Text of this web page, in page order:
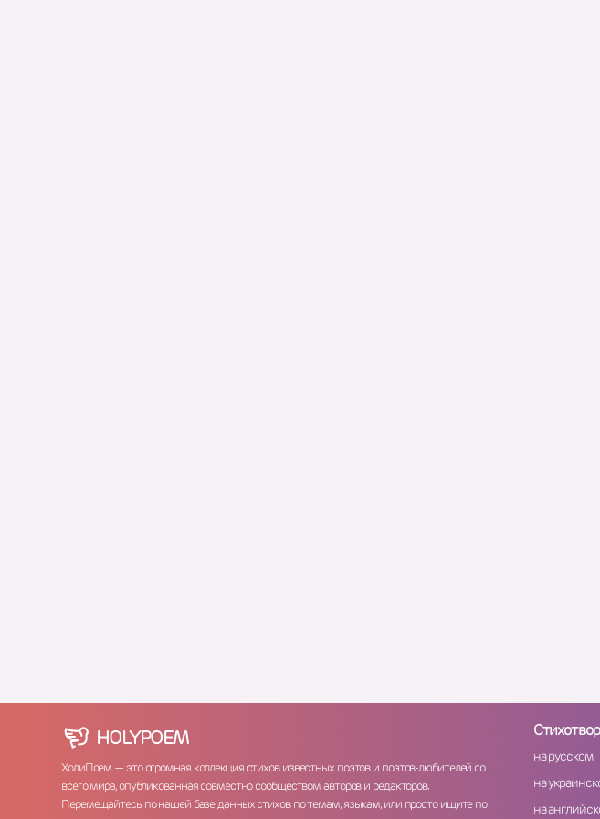
HOLYPOEM
ХолиПоем — это огромная коллекция стихов известных поэтов и поэтов-любителей со
всего мира, опубликованная совместно сообществом авторов и редакторов.
Перемещайтесь по нашей базе данных стихов по темам, языкам, или просто ищите по
на русском
на
на